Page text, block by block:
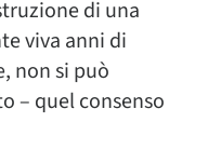
di una
viva anni di
non si può
– quel consenso